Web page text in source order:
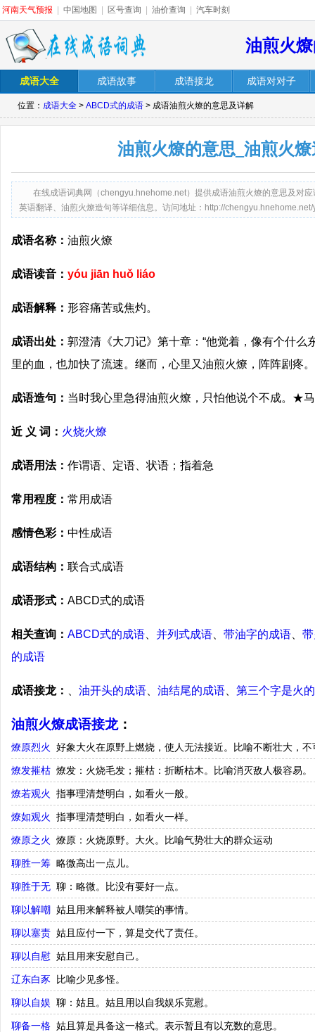
河南天气预报 中国地图 区号查询 油价查询 汽车时刻
油煎火
成语大全 成语故事 成语接龙 成语对对子
位置： 成语大全 > ABCD式的成语 > 成语油煎火燎的意思及详解
油煎火燎的意思_油煎火
在线成语词典网（chengyu.hnehome.net）提供成语油煎火燎的意思及对
英语翻译、油煎火燎造句等详细信息。访问地址：http://
成语名称： 油煎火燎
成语读音： yóu jiān huǒ liáo
成语解释： 形容痛苦或焦灼。
成语出处： 郭澄清《大刀记》第十章：“他觉着，像有个什么
里的血，也加快了流速。继而，心里又油煎火燎，阵阵剧疼。
成语造句： 当时我心里急得油煎火燎，只怕他说个不成。★
近 义 词： 火烧火燎
成语用法： 作谓语、定语、状语；指着急
常用程度： 常用成语
感情色彩： 中性成语
成语结构： 联合式成语
成语形式： ABCD式的成语
相关查询： ABCD式的成语 并列式成语 带油字的成语
的成语
成语接龙： 油开头的成语 油结尾的成语 第三个字是火
油煎火燎成语接龙：
燎原烈火 好象大火在原野上燃烧，使人无法接近。比喻不断壮大，
燎发摧枯 燎发：火烧毛发；摧枯：折断枯木。比喻消灭敌人极容易。
燎若观火 指事理清楚明白，如看火一般。
燎如观火 指事理清楚明白，如看火一样。
燎原之火 燎原：火烧原野。大火。比喻气势壮大的群众运动
聊胜一筹 略微高出一点儿。
聊胜于无 聊：略微。比没有要好一点。
聊以解嘲 姑且用来解释被人嘲笑的事情。
聊以塞责 姑且应付一下，算是交代了责任。
聊以自慰 姑且用来安慰自己。
辽东白豕 比喻少见多怪。
聊以自娱 聊：姑且。姑且用以自我娱乐宽慰。
聊备一格 姑且算是具备这一格式。表示暂且有以充数的意思。